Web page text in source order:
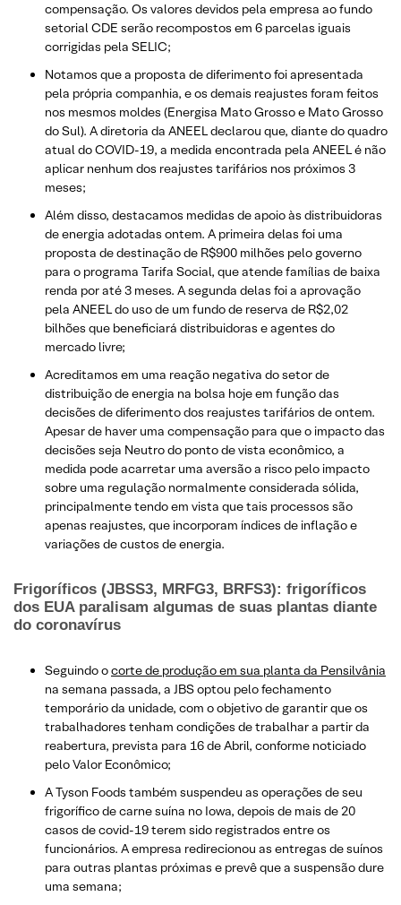
compensação. Os valores devidos pela empresa ao fundo
setorial CDE serão recompostos em 6 parcelas iguais
corrigidas pela SELIC;
Notamos que a proposta de diferimento foi apresentada
pela própria companhia, e os demais reajustes foram feitos
nos mesmos moldes (Energisa Mato Grosso e Mato Grosso
do Sul). A diretoria da ANEEL declarou que, diante do quadro
atual do COVID-19, a medida encontrada pela ANEEL é não
aplicar nenhum dos reajustes tarifários nos próximos 3
meses;
Além disso, destacamos medidas de apoio às distribuidoras
de energia adotadas ontem. A primeira delas foi uma
proposta de destinação de R$900 milhões pelo governo
para o programa Tarifa Social, que atende famílias de baixa
renda por até 3 meses. A segunda delas foi a aprovação
pela ANEEL do uso de um fundo de reserva de R$2,02
bilhões que beneficiará distribuidoras e agentes do
mercado livre;
Acreditamos em uma reação negativa do setor de
distribuição de energia na bolsa hoje em função das
decisões de diferimento dos reajustes tarifários de ontem.
Apesar de haver uma compensação para que o impacto das
decisões seja Neutro do ponto de vista econômico, a
medida pode acarretar uma aversão a risco pelo impacto
sobre uma regulação normalmente considerada sólida,
principalmente tendo em vista que tais processos são
apenas reajustes, que incorporam índices de inflação e
variações de custos de energia.
Frigoríficos (JBSS3, MRFG3, BRFS3): frigoríficos
dos EUA paralisam algumas de suas plantas diante
do coronavírus
Seguindo ocorte de produção em sua planta da Pensilvânia
na semana passada, a JBS optou pelo fechamento
temporário da unidade, com o objetivo de garantir que os
trabalhadores tenham condições de trabalhar a partir da
reabertura, prevista para 16 de Abril, conforme noticiado
pelo Valor Econômico;
A Tyson Foods também suspendeu as operações de seu
frigorífico de carne suína no Iowa, depois de mais de 20
casos de covid-19 terem sido registrados entre os
funcionários. A empresa redirecionou as entregas de suínos
para outras plantas próximas e prevê que a suspensão dure
uma semana;